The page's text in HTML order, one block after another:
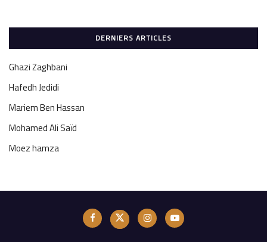
DERNIERS ARTICLES
Ghazi Zaghbani
Hafedh Jedidi
Mariem Ben Hassan
Mohamed Ali Saïd
Moez hamza